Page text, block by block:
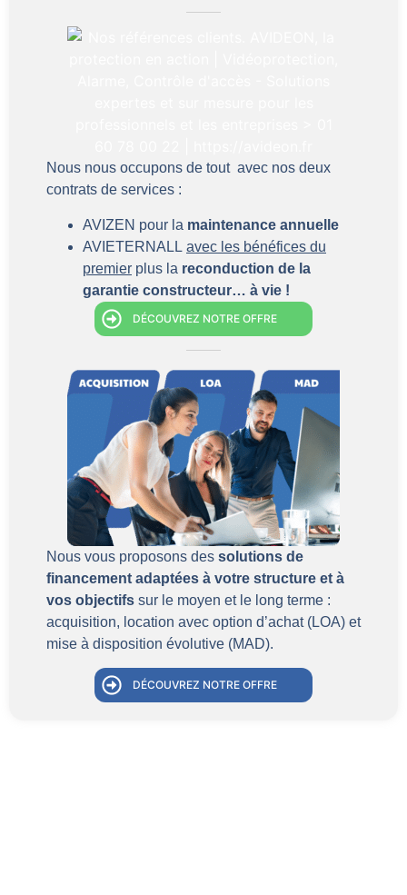
Nous nous occupons de tout avec nos deux
contrats de services :
AVIZEN pour la maintenance annuelle
AVIETERNALL avec les bénéfices du
premier plus la reconduction de la
garantie constructeur… à vie !
DÉCOUVREZ NOTRE OFFRE
Nous vous proposons des solutions de
financement adaptées à votre structure et à
vos objectifs sur le moyen et le long terme :
acquisition, location avec option d’achat (LOA) et
mise à disposition évolutive (MAD).
DÉCOUVREZ NOTRE OFFRE